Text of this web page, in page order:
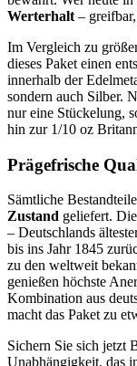
Werterhalt –
Im Vergleich zu
dieses Paket einen
innerhalb der
sondern auch Silber.
nur eine Stückelung,
hin zur 1/10 oz
Prägefrische
Sämtliche
Zustand geliefert.
– Deutschlands
bis ins Jahr 1845
zu den weltweit
genießen höchste
Kombination aus
macht das Paket zu
Sichern Sie sich jetzt
Unabhängigkeit, das